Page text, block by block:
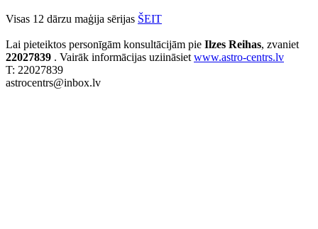
Visas 12 dārzu maģija sērijas ŠEIT
Lai pieteiktos personīgām konsultācijām pie Ilzes Reihas, zvaniet
22027839 . Vairāk informācijas uziināsiet www.astro-centrs.lv
T: 22027839
astrocentrs@inbox.lv